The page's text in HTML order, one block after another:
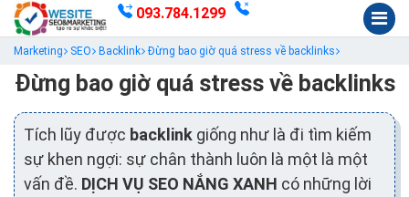
093.784.1299
Marketing SEO Backlink Đừng bao giờ quá stress về backlinks
Đừng bao giờ quá stress về backlinks
Tích lũy được backlink giống như là đi tìm kiếm
sự khen ngợi: sự chân thành luôn là một là một
vấn đề. DỊCH VỤ SEO NẮNG XANH có những lời